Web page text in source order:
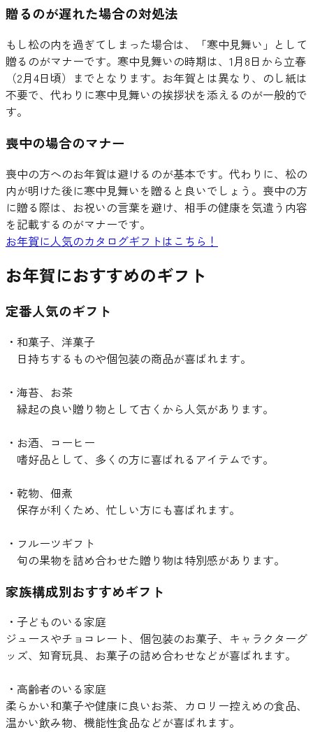
贈るのが遅れた場合の対処法
もし松の内を過ぎてしまった場合は、「寒中見舞い」として
贈るのがマナーです。寒中見舞いの時期は、1月8日から立春
（2月4日頃）までとなります。お年賀とは異なり、のし紙は
不要で、代わりに寒中見舞いの挨拶状を添えるのが一般的で
す。
喪中の場合のマナー
喪中の方へのお年賀は避けるのが基本です。代わりに、松の
内が明けた後に寒中見舞いを贈ると良いでしょう。喪中の方
に贈る際は、お祝いの言葉を避け、相手の健康を気遣う内容
を記載するのがマナーです。
お年賀に人気のカタログギフトはこちら！
お年賀におすすめのギフト
定番人気のギフト
・和菓子、洋菓子
日持ちするものや個包装の商品が喜ばれます。
・海苔、お茶
縁起の良い贈り物として古くから人気があります。
・お酒、コーヒー
嗜好品として、多くの方に喜ばれるアイテムです。
・乾物、佃煮
保存が利くため、忙しい方にも喜ばれます。
・フルーツギフト
旬の果物を詰め合わせた贈り物は特別感があります。
家族構成別おすすめギフト
・子どものいる家庭
ジュースやチョコレート、個包装のお菓子、キャラクターグ
ッズ、知育玩具、お菓子の詰め合わせなどが喜ばれます。
・高齢者のいる家庭
柔らかい和菓子や健康に良いお茶、カロリー控えめの食品、
温かい飲み物、機能性食品などが喜ばれます。